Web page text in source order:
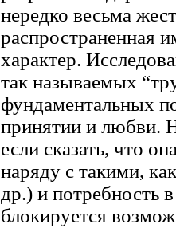
нередко весьма
распространенная
характер.
так называемых
фундаментальных
принятии и любви.
если сказать, что
наряду с такими,
др.) и потребность
блокируется